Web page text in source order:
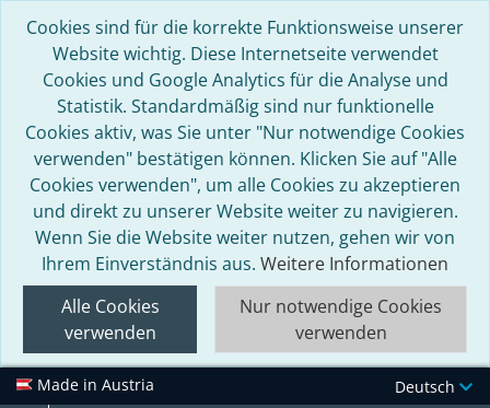
Cookies sind für die korrekte Funktionsweise unserer
Website wichtig. Diese Internetseite verwendet
Cookies und Google Analytics für die Analyse und
Statistik. Standardmäßig sind nur funktionelle
Cookies aktiv, was Sie unter "Nur notwendige Cookies
verwenden" bestätigen können. Klicken Sie auf "Alle
Cookies verwenden", um alle Cookies zu akzeptieren
und direkt zu unserer Website weiter zu navigieren.
Wenn Sie die Website weiter nutzen, gehen wir von
Ihrem Einverständnis aus. Weitere Informationen
Alle Cookies
verwenden
Nur notwendige Cookies
verwenden
Made in Austria Deutsch